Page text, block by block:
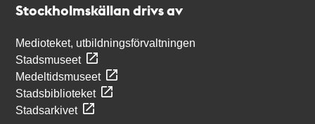
Stockholmskällan drivs av
Medioteket, utbildningsförvaltningen
Stadsmuseet
Medeltidsmuseet
Stadsbiblioteket
Stadsarkivet